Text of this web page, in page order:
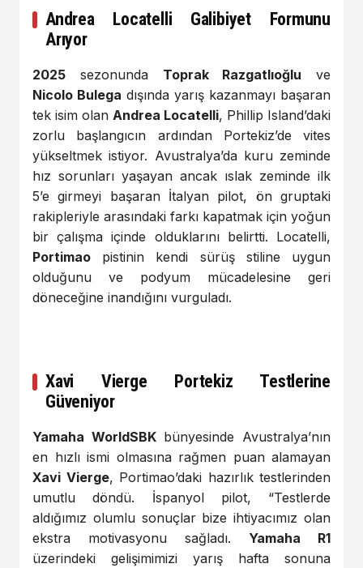
Andrea Locatelli Galibiyet Formunu
Arıyor
2025 sezonunda Toprak Razgatlıoğlu ve
Nicolo Bulega dışında yarış kazanmayı başaran
tek isim olan Andrea Locatelli, Phillip Island’daki
zorlu başlangıcın ardından Portekiz’de vites
yükseltmek istiyor. Avustralya’da kuru zeminde
hız sorunları yaşayan ancak ıslak zeminde ilk
5’e girmeyi başaran İtalyan pilot, ön gruptaki
rakipleriyle arasındaki farkı kapatmak için yoğun
bir çalışma içinde olduklarını belirtti. Locatelli,
Portimao pistinin kendi sürüş stiline uygun
olduğunu ve podyum mücadelesine geri
döneceğine inandığını vurguladı.
Xavi Vierge Portekiz Testlerine
Güveniyor
Yamaha WorldSBKbünyesinde Avustralya’nın
en hızlı ismi olmasına rağmen puan alamayan
Xavi Vierge, Portimao’daki hazırlık testlerinden
umutlu döndü. İspanyol pilot, “Testlerde
aldığımız olumlu sonuçlar bize ihtiyacımız olan
ekstra motivasyonu sağladı. Yamaha R1
üzerindeki gelişimimizi yarış hafta sonuna